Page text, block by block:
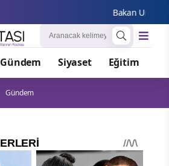
Bakan
Gündem Siyaset Eğitim
Gündem